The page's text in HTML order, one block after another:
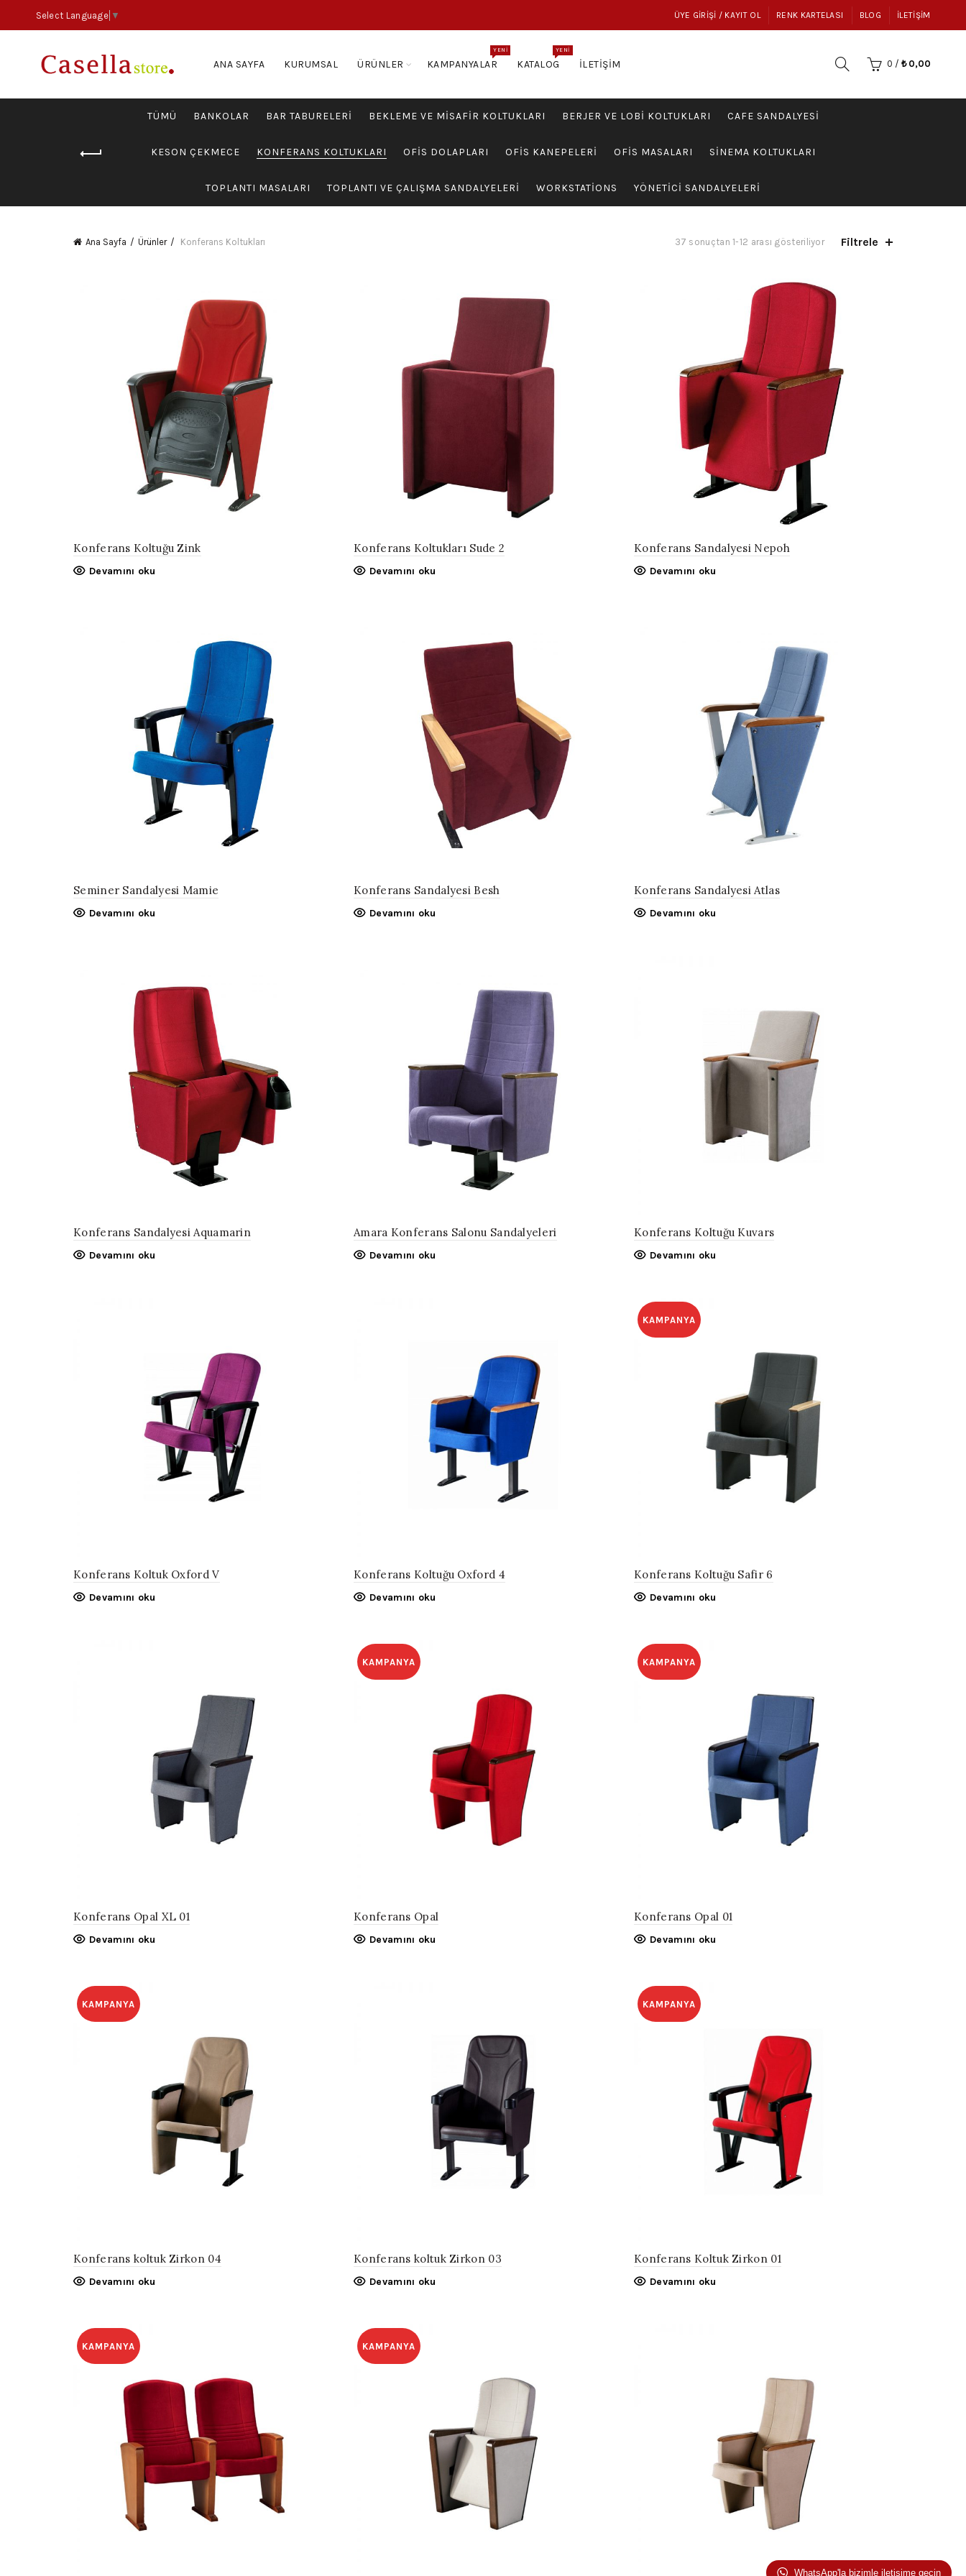
Select Language ▼ ÜYE GIRIŞI / KAYIT OL RENK KARTELASI BLOG İLETIŞIM
ANA SAYFA KURUMSAL ÜRÜNLER KAMPANYALAR
YENI
KATALOG
YENI
İLETIŞIM 0 / ₺0,00
TÜMÜ BANKOLAR BAR TABURELERI BEKLEME VE MISAFIR KOLTUKLARI BERJER VE LOBI KOLTUKLARI CAFE SANDALYESI
KESON ÇEKMECE KONFERANS KOLTUKLARI OFIS DOLAPLARI OFIS KANEPELERI OFIS MASALARI SINEMA KOLTUKLARI
TOPLANTI MASALARI TOPLANTI VE ÇALIŞMA SANDALYELERI WORKSTATIONS YÖNETICI SANDALYELERI
Ana Sayfa Ürünler Konferans Koltukları 37 sonuçtan 1-12 arası gösteriliyor Filtrele
Konferans Koltuğu Zink
Devamını oku
Konferans Koltukları Sude 2
Devamını oku
Konferans Sandalyesi Nepoh
Devamını oku
Seminer Sandalyesi Mamie
Devamını oku
Konferans Sandalyesi Besh
Devamını oku
Konferans Sandalyesi Atlas
Devamını oku
Konferans Sandalyesi Aquamarin
Devamını oku
Amara Konferans Salonu Sandalyeleri
Devamını oku
Konferans Koltuğu Kuvars
Devamını oku
Konferans Koltuk Oxford V
Devamını oku
Konferans Koltuğu Oxford 4
Devamını oku
KAMPANYA
Konferans Koltuğu Safir 6
Devamını oku
Konferans Opal XL 01
Devamını oku
KAMPANYA
Konferans Opal
Devamını oku
KAMPANYA
Konferans Opal 01
Devamını oku
KAMPANYA
Konferans koltuk Zirkon 04
Devamını oku
Konferans koltuk Zirkon 03
Devamını oku
KAMPANYA
Konferans Koltuk Zirkon 01
Devamını oku
KAMPANYA KAMPANYA
WhatsApp'la bizimle iletişime geçin